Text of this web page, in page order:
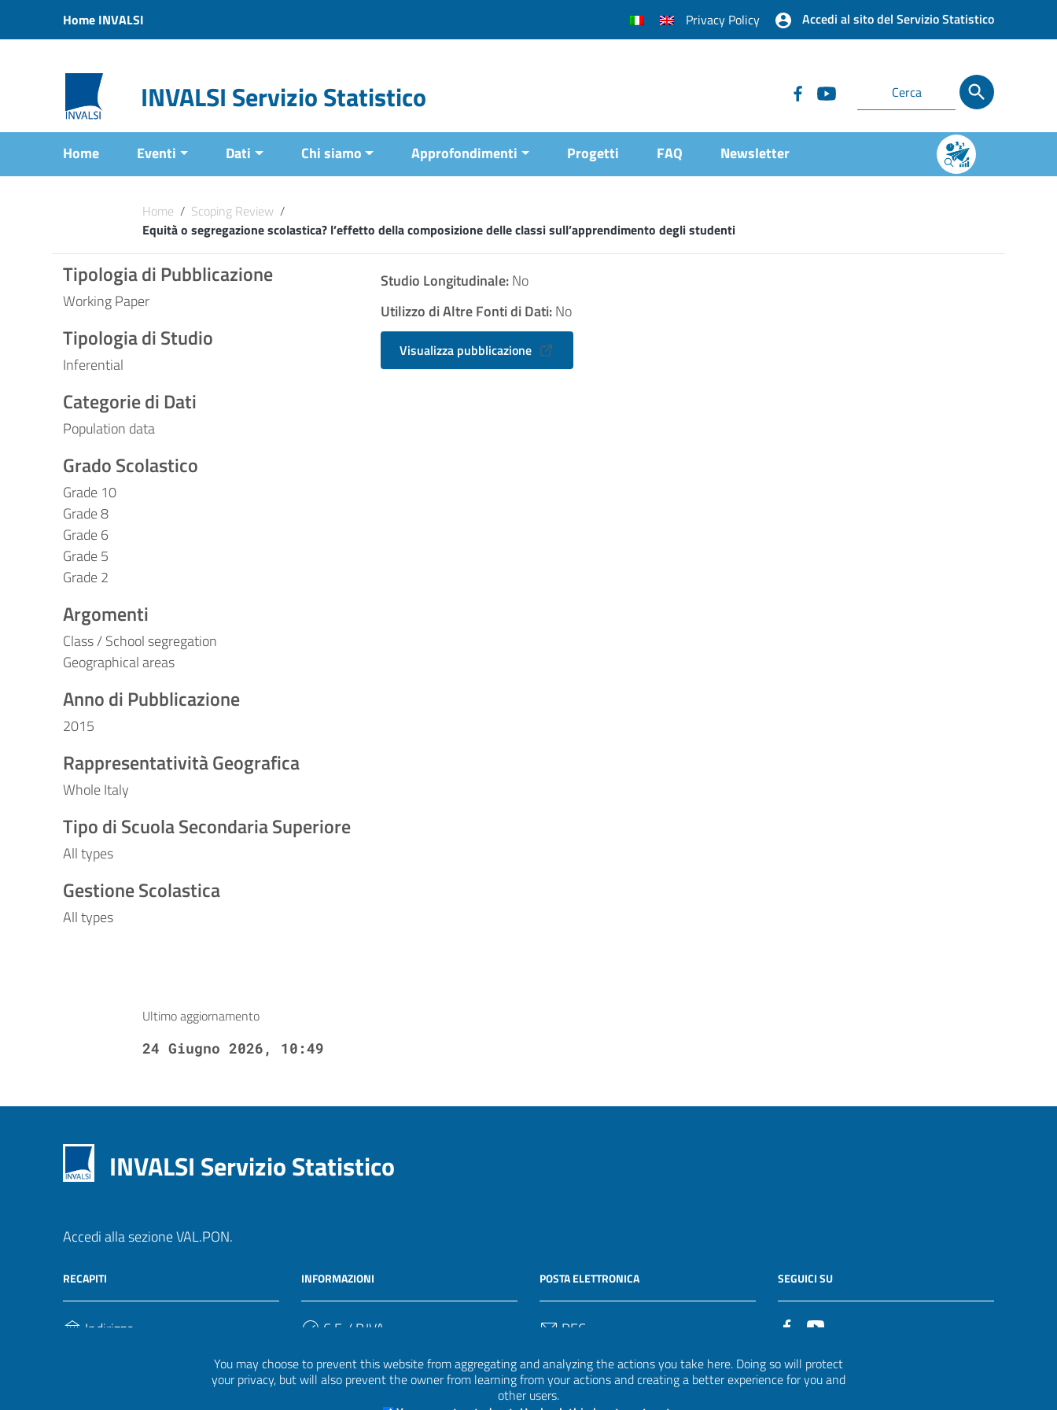
You may choose to prevent this website from aggregating and analyzing the actions you take here. Doing so will protect
your privacy, but will also prevent the owner from learning from your actions and creating a better experience for you and
other users.
Vai al menu di navigazione
Home INVALSI Privacy Policy Accedi al sito del Servizio Statistico
INVALSI Servizio Statistico
Home Eventi Dati Chi siamo Approfondimenti Progetti FAQ Newsletter
Home / Scoping Review /
Equità o segregazione scolastica? l’effetto della composizione delle classi sull’apprendimento degli studenti
Tipologia di Pubblicazione
Working Paper
Tipologia di Studio
Inferential
Categorie di Dati
Population data
Grado Scolastico
Grade 10
Grade 8
Grade 6
Grade 5
Grade 2
Argomenti
Class / School segregation
Geographical areas
Anno di Pubblicazione
2015
Rappresentatività Geografica
Whole Italy
Tipo di Scuola Secondaria Superiore
All types
Gestione Scolastica
All types
Studio Longitudinale:No
Utilizzo di Altre Fonti di Dati:No
Visualizza pubblicazione
Ultimo aggiornamento
24 Giugno 2026, 10:49
INVALSI Servizio Statistico
Accedi alla sezione VAL.PON.
RECAPITI
Indirizzo
INFORMAZIONI
C.F. / P.IVA
POSTA ELETTRONICA
PEC
Email
SEGUICI SU